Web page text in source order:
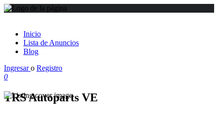
Inicio
Lista de Anuncios
Blog
Ingresaro Registro
0
TRS Autoparts VE